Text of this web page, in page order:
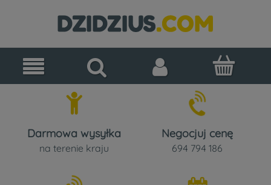
Darmowa wysyłka
na terenie kraju
Negocjuj cenę
694 794 186